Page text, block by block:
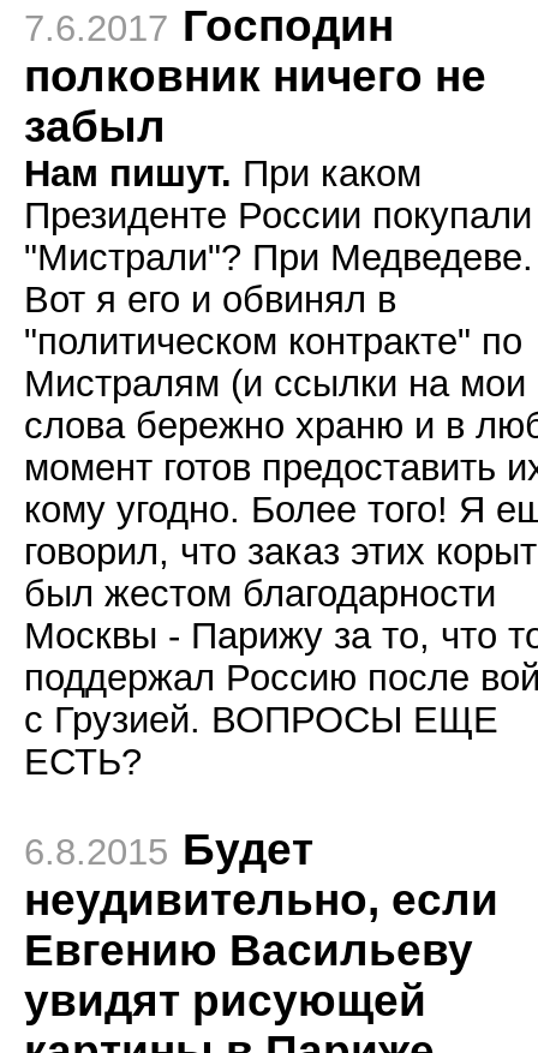
7.6.2017 Господин
полковник ничего не
забыл
Нам пишут. При каком
Президенте России покупали
"Мистрали"? При Медведеве.
Вот я его и обвинял в
"политическом контракте" по
Мистралям (и ссылки на мои
слова бережно храню и в
момент готов предоставить
кому угодно. Более того! Я
говорил, что заказ этих корыт
был жестом благодарности
Москвы - Парижу за то, что
поддержал Россию после
с Грузией. ВОПРОСЫ ЕЩЕ
ЕСТЬ?
6.8.2015 Будет
неудивительно, если
Евгению Васильеву
увидят рисующей